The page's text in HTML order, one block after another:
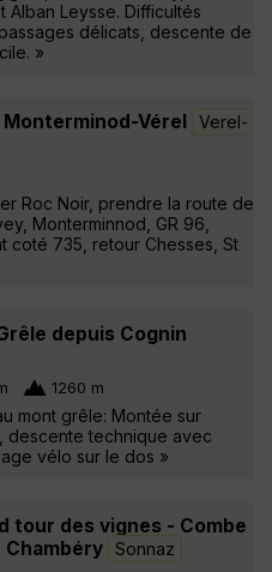
Alban Leysse. Difficultés
délicats, descente de
»
Vérel
Verel-
Roc Noir, prendre la route de
Monterminnod, GR 96,
coté 735, retour Chesses, St
depuis Cognin
1260 m
mont grêle: Montée sur
descente technique avec
vélo sur le dos »
tour des vignes - Combe
Chambéry Sonnaz